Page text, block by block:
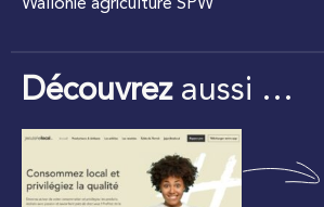
Wallonie agriculture SPW
Découvrezaussi …